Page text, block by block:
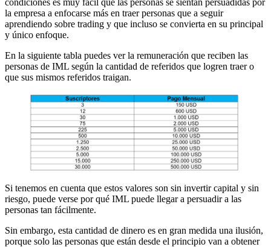
condiciones es muy fácil que las personas se sientan persuadidas por
la empresa a enfocarse más en traer personas que a seguir
aprendiendo sobre trading y que incluso se convierta en su principal
y único enfoque.
En la siguiente tabla puedes ver la remuneración que reciben las
personas de IML según la cantidad de referidos que logren traer o
que sus mismos referidos traigan.
Si tenemos en cuenta que estos valores son sin invertir capital y sin
riesgo, puede verse por qué IML puede llegar a persuadir a las
personas tan fácilmente.
Sin embargo, esta cantidad de dinero es en gran medida una ilusión,
porque solo las personas que están desde el principio van a obtener